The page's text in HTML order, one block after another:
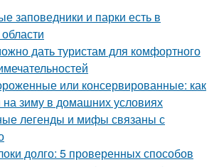
заповедники и парки есть в
дать туристам для комфортного
или консервированные: как
на зиму в домашних условиях
легенды и мифы связаны с
долго: 5 проверенных способов